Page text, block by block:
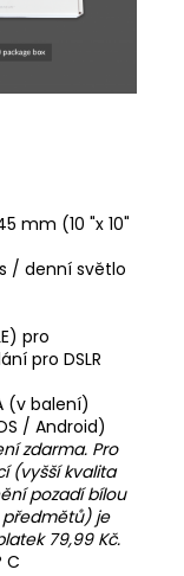
mm (10 "x 10"
/ denní světlo
pro
pro DSLR
(v balení)
/ Android)
zdarma. Pro
(vyšší kvalita
pozadí bílou
je
79,99 Kč.
C